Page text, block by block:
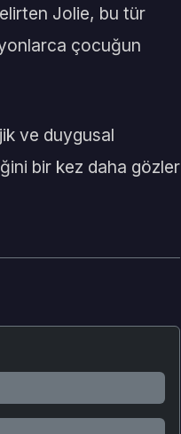
Jolie, bu tür
çocuğun
ve duygusal
bir kez daha gözler